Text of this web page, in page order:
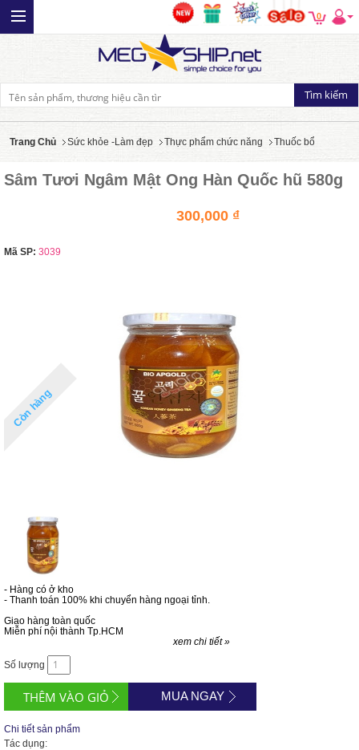
0
Trang Chủ Sức khỏe -Làm đẹp Thực phẩm chức năng Thuốc bổ
Sâm Tươi Ngâm Mật Ong Hàn Quốc hũ 580g
300,000 ₫
Mã SP: 3039
Còn hàng
- Hàng có ở kho
- Thanh toán 100% khi chuyển hàng ngoại tỉnh.
Giao hàng toàn quốc
Miễn phí nội thành Tp.HCM
xem chi tiết »
Số lượng
MUA NGAY
Chi tiết sản phẩm
Tác dụng: